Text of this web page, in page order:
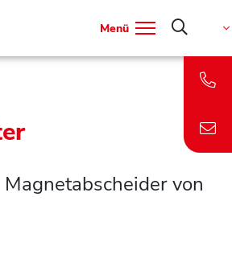
Menü
von